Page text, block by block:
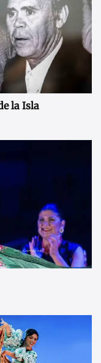
la Isla